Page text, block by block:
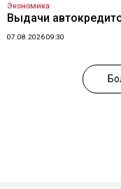
Экономика
Выдачи
07.08.2026 09:30